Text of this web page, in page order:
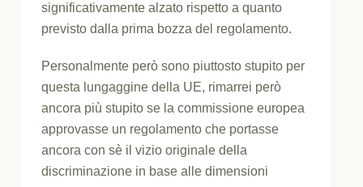
significativamente alzato rispetto a quanto
previsto dalla prima bozza del regolamento.
Personalmente però sono piuttosto stupito per
questa lungaggine della UE, rimarrei però
ancora più stupito se la commissione europea
approvasse un regolamento che portasse
ancora con sè il vizio originale della
discriminazione in base alle dimensioni